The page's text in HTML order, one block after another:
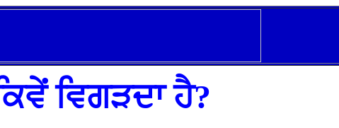
ਵਿਗੜਦਾ ਹੈ?